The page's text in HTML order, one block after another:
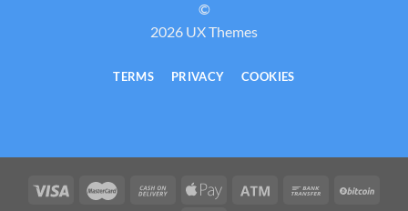
©
2026 UX Themes
TERMS PRIVACY COOKIES